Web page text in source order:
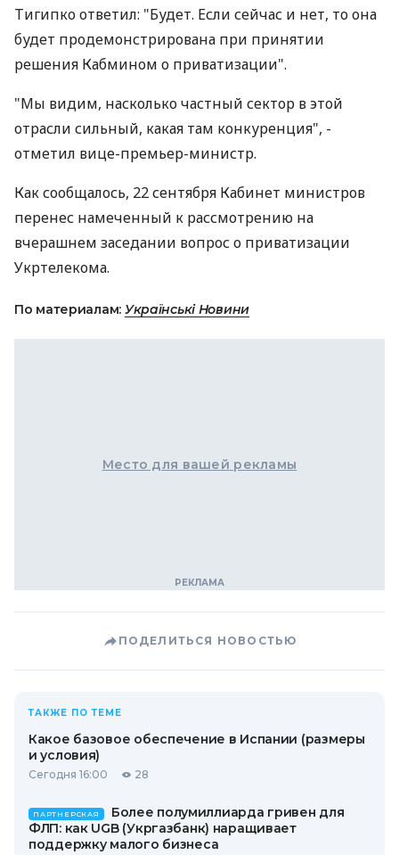
Тигипко ответил: "Будет. Если сейчас и нет, то она
будет продемонстрирована при принятии
решения Кабмином о приватизации".
"Мы видим, насколько частный сектор в этой
отрасли сильный, какая там конкуренция", -
отметил вице-премьер-министр.
Как сообщалось, 22 сентября Кабинет министров
перенес намеченный к рассмотрению на
вчерашнем заседании вопрос о приватизации
Укртелекома.
По материалам: Українські Новини
Место для вашей рекламы
ПОДЕЛИТЬСЯ НОВОСТЬЮ
ТАКЖЕ ПО ТЕМЕ
Какое базовое обеспечение в Испании (размеры
и условия)
Сегодня 16:00 28
ПАРТНЕРСКАЯ
Более полумиллиарда гривен для
ФЛП: как UGB (Укргазбанк) наращивает
поддержку малого бизнеса